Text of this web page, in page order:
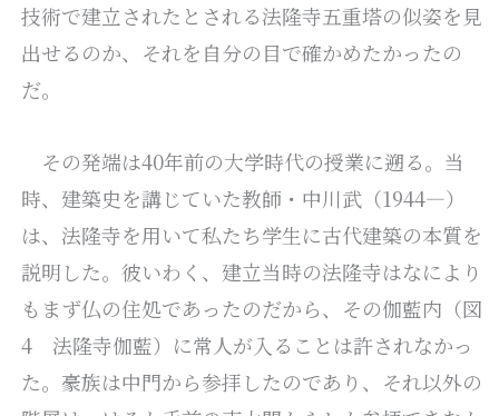
技術で建立されたとされる法隆寺五重塔の似姿を見
出せるのか、それを自分の目で確かめたかったの
だ。
その発端は40年前の大学時代の授業に遡る。当
時、建築史を講じていた教師・中川武（1944―）
は、法隆寺を用いて私たち学生に古代建築の本質を
説明した。彼いわく、建立当時の法隆寺はなにより
もまず仏の住処であったのだから、その伽藍内（図
4 法隆寺伽藍）に常人が入ることは許されなかっ
た。豪族は中門から参拝したのであり、それ以外の